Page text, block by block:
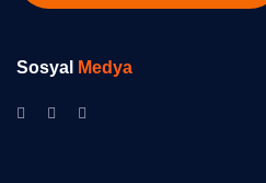
Sosyal Medya